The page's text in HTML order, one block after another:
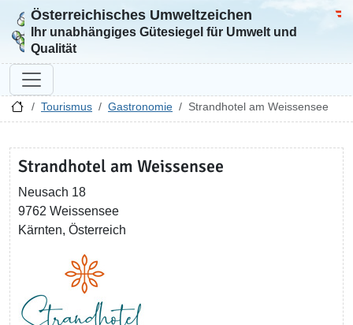
Zur Startseite
Österreichisches Umweltzeichen
Ihr unabhängiges Gütesiegel für Umwelt und
Qualität
Tourismus Gastronomie Strandhotel am Weissensee
Strandhotel am Weissensee
Neusach 18
9762 Weissensee
Kärnten, Österreich